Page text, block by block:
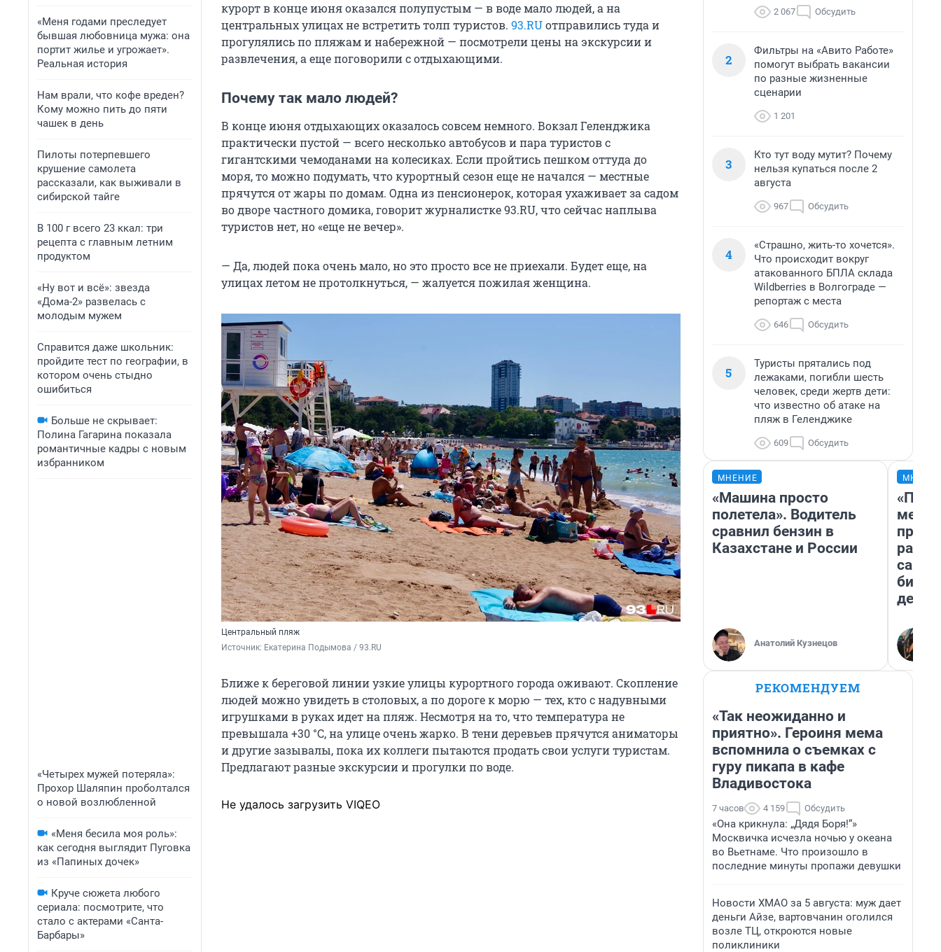
«Меня годами преследует
бывшая любовница мужа: она
портит жилье и угрожает».
Реальная история
Нам врали, что кофе вреден?
Кому можно пить до пяти
чашек в день
Пилоты потерпевшего
крушение самолета
рассказали, как выживали в
сибирской тайге
В 100 г всего 23 ккал: три
рецепта с главным летним
продуктом
«Ну вот и всё»: звезда
«Дома-2» развелась с
молодым мужем
Справится даже школьник:
пройдите тест по географии, в
котором очень стыдно
ошибиться
Больше не скрывает:
Полина Гагарина показала
романтичные кадры с новым
избранником
«Четырех мужей потеряла»:
Прохор Шаляпин проболтался
о новой возлюбленной
«Меня бесила моя роль»:
как сегодня выглядит Пуговка
из «Папиных дочек»
Круче сюжета любого
сериала: посмотрите, что
стало с актерами «Санта-
Барбары»
курорт в конце июня оказался полупустым — в воде мало людей, а на
центральных улицах не встретить толп туристов. 93.RUотправились туда и
прогулялись по пляжам и набережной — посмотрели цены на экскурсии и
развлечения, а еще поговорили с отдыхающими.
Почему так мало людей?
В конце июня отдыхающих оказалось совсем немного. Вокзал Геленджика
практически пустой — всего несколько автобусов и пара туристов с
гигантскими чемоданами на колесиках. Если пройтись пешком оттуда до
моря, то можно подумать, что курортный сезон еще не начался — местные
прячутся от жары по домам. Одна из пенсионерок, которая ухаживает за садом
во дворе частного домика, говорит журналистке 93.RU, что сейчас наплыва
туристов нет, но «еще не вечер».
— Да, людей пока очень мало, но это просто все не приехали. Будет еще, на
улицах летом не протолкнуться, — жалуется пожилая женщина.
Центральный пляж
Источник: Екатерина Подымова / 93.RU
Ближе к береговой линии узкие улицы курортного города оживают. Скопление
людей можно увидеть в столовых, а по дороге к морю — тех, кто с надувными
игрушками в руках идет на пляж. Несмотря на то, что температура не
превышала +30 °C, на улице очень жарко. В тени деревьев прячутся аниматоры
и другие зазывалы, пока их коллеги пытаются продать свои услуги туристам.
Предлагают разные экскурсии и прогулки по воде.
Не удалось загрузить VIQEO
2 067 Обсудить
2
Фильтры на «Авито Работе»
помогут выбрать вакансии
по разные жизненные
сценарии
1 201
3
Кто тут воду мутит? Почему
нельзя купаться после 2
августа
967 Обсудить
4
«Страшно, жить-то хочется».
Что происходит вокруг
атакованного БПЛА склада
Wildberries в Волгограде —
репортаж с места
646 Обсудить
5
Туристы прятались под
лежаками, погибли шесть
человек, среди жертв дети:
что известно об атаке на
пляж в Геленджике
609 Обсудить
МНЕНИЕ
«Машина просто
полетела». Водитель
сравнил бензин в
Казахстане и России
Анатолий Кузнецов
РЕКОМЕНДУЕМ
«Так неожиданно и
приятно». Героиня мема
вспомнила о съемках с
гуру пикапа в кафе
Владивостока
7 часов 4 159 Обсудить
«Она крикнула: „Дядя Боря!“»
Москвичка исчезла ночью у океана
во Вьетнаме. Что произошло в
последние минуты пропажи девушки
Новости ХМАО за 5 августа: муж дает
деньги Айзе, вартовчанин оголился
возле ТЦ, откроются новые
поликлиники